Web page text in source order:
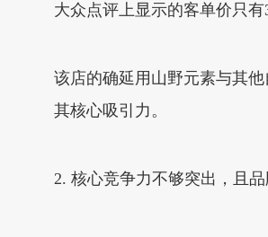
大众点评上显示的客单价只有
该店的确延用山野元素与其
其核心吸引力。
2. 核心竞争力不够突出，且